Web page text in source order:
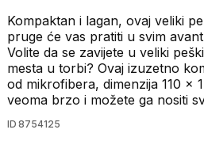
Kompaktan i lagan, ovaj veliki
pruge će vas pratiti u svim
Volite da se zavijete u veliki
mesta u torbi? Ovaj izuzetno
od mikrofibera, dimenzija 110 x
veoma brzo i možete ga nositi
ID 8754125